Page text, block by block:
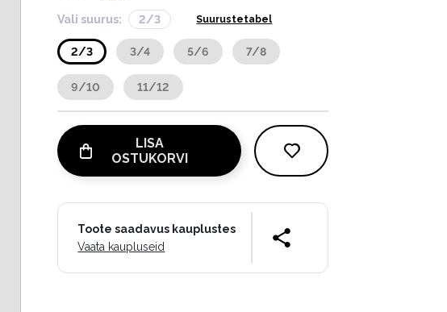
Vali suurus: 2/3 Suurustetabel
2/3 3/4 5/6 7/8
9/10 11/12
LISA
OSTUKORVI
Toote saadavus kauplustes
Vaata kaupluseid